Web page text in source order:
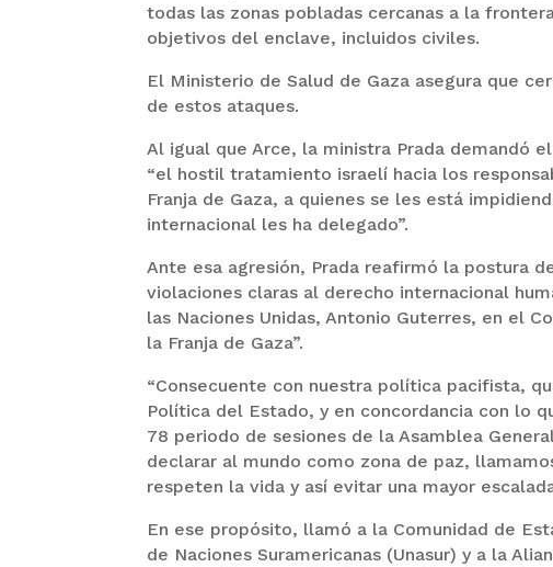
todas las zonas pobladas cercanas a la
objetivos del enclave, incluidos civiles.
El Ministerio de Salud de Gaza asegura que
de estos ataques.
Al igual que Arce, la ministra Prada demandó
“el hostil tratamiento israelí hacia los
Franja de Gaza, a quienes se les está
internacional les ha delegado”.
Ante esa agresión, Prada reafirmó la postura
violaciones claras al derecho internacional
las Naciones Unidas, Antonio Guterres, en el
la Franja de Gaza”.
“Consecuente con nuestra política pacifista,
Política del Estado, y en concordancia con lo
78 periodo de sesiones de la Asamblea
declarar al mundo como zona de paz,
respeten la vida y así evitar una mayor
En ese propósito, llamó a la Comunidad de
de Naciones Suramericanas (Unasur) y a la